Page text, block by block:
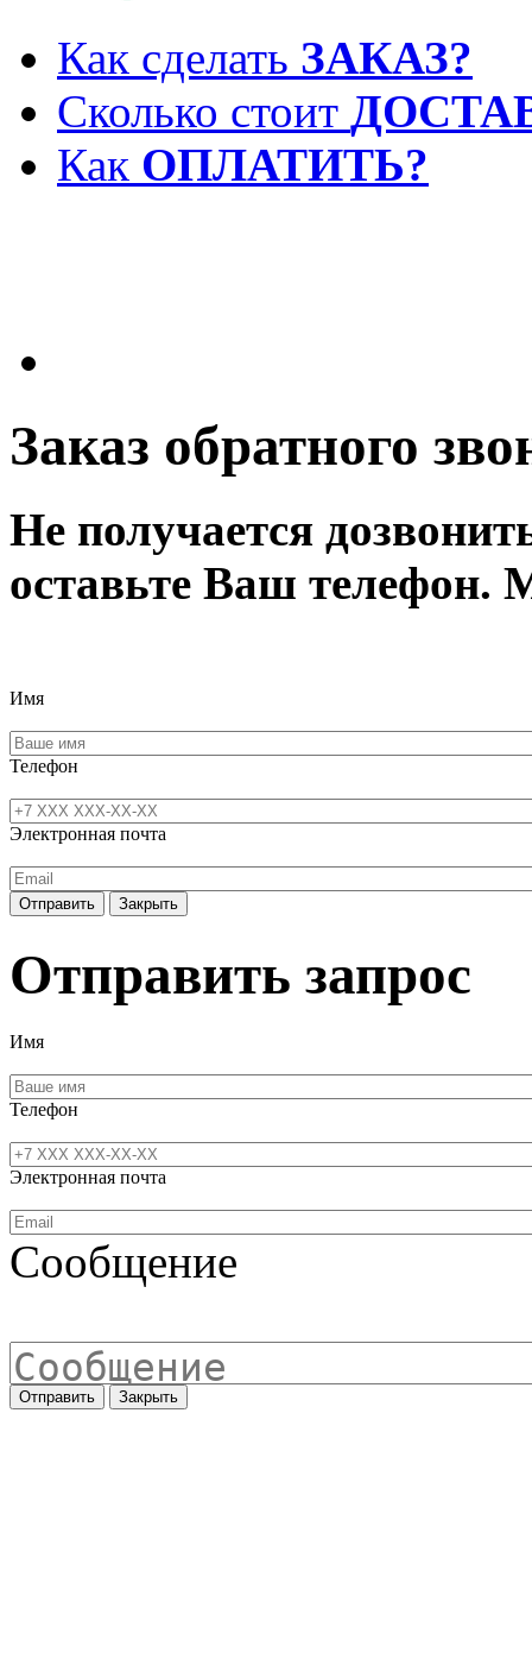
Как сделать ЗАКАЗ?
Сколько стоит
Как ОПЛАТИТЬ?
Заказ обратного
Не получается
оставьте Ваш
Имя
Телефон
Электронная почта
Отправить Закрыть
Отправить запрос
Имя
Телефон
Электронная почта
Сообщение
Отправить Закрыть